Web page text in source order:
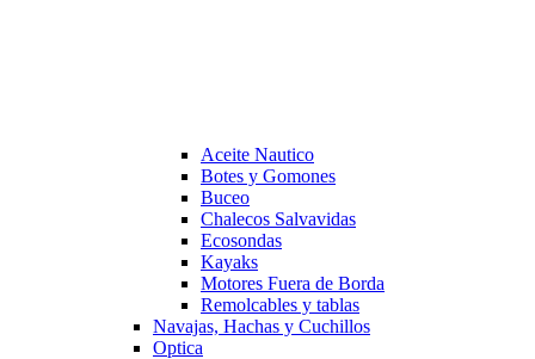
Aceite Nautico
Botes y Gomones
Buceo
Chalecos Salvavidas
Ecosondas
Kayaks
Motores Fuera de Borda
Remolcables y tablas
Navajas, Hachas y Cuchillos
Optica